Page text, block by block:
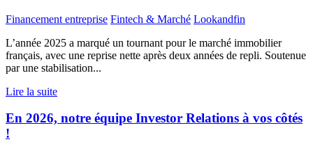
Financement entreprise Fintech & Marché Lookandfin
L’année 2025 a marqué un tournant pour le marché immobilier
français, avec une reprise nette après deux années de repli. Soutenue
par une stabilisation...
Lire la suite
En 2026, notre équipe Investor Relations à vos côtés
!